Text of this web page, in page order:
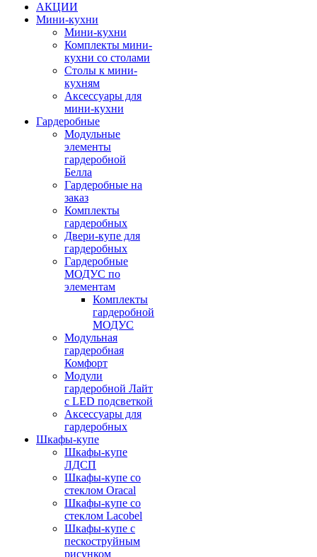
АКЦИИ
Мини-кухни
Мини-кухни
Комплекты мини-
кухни со столами
Столы к мини-
кухням
Аксессуары для
мини-кухни
Гардеробные
Модульные
элементы
гардеробной
Белла
Гардеробные на
заказ
Комплекты
гардеробных
Двери-купе для
гардеробных
Гардеробные
МОДУС по
элементам
Комплекты
гардеробной
МОДУС
Модульная
гардеробная
Комфорт
Модули
гардеробной Лайт
с LED подсветкой
Аксессуары для
гардеробных
Шкафы-купе
Шкафы-купе
ЛДСП
Шкафы-купе со
стеклом Oracal
Шкафы-купе со
стеклом Lacobel
Шкафы-купе с
пескоструйным
рисунком